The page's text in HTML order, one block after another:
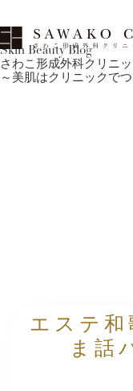
Skin Beauty Blog
さわこ形成外科クリニ
～美肌はクリニックで
エステ和
ま話